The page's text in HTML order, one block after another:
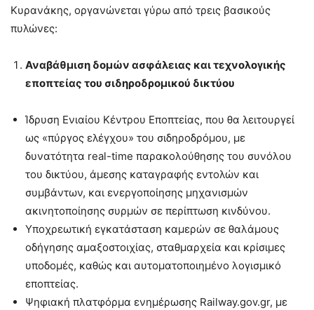
Κυρανάκης, οργανώνεται γύρω από τρεις βασικούς
πυλώνες:
Αναβάθμιση δομών ασφάλειας και τεχνολογικής
εποπτείας του σιδηροδρομικού δικτύου
Ίδρυση Ενιαίου Κέντρου Εποπτείας, που θα λειτουργεί
ως «πύργος ελέγχου» του σιδηροδρόμου, με
δυνατότητα real-time παρακολούθησης του συνόλου
του δικτύου, άμεσης καταγραφής εντολών και
συμβάντων, και ενεργοποίησης μηχανισμών
ακινητοποίησης συρμών σε περίπτωση κινδύνου.
Υποχρεωτική εγκατάσταση καμερών σε θαλάμους
οδήγησης αμαξοστοιχίας, σταθμαρχεία και κρίσιμες
υποδομές, καθώς και αυτοματοποιημένο λογισμικό
εποπτείας.
Ψηφιακή πλατφόρμα ενημέρωσης Railway.gov.gr, με